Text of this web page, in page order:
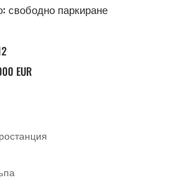
свободно паркиране
EUR